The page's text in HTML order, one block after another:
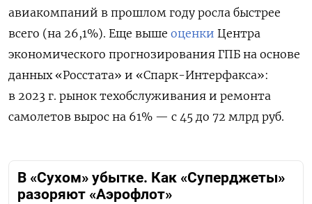
авиакомпаний в прошлом году росла быстрее
всего (на 26,1%). Еще выше оценки Центра
экономического прогнозирования ГПБ на основе
данных «Росстата» и «Спарк-Интерфакса»:
в 2023 г. рынок техобслуживания и ремонта
самолетов вырос на 61% — с 45 до 72 млрд руб.
В «Сухом» убытке. Как «Суперджеты»
разоряют «Аэрофлот»